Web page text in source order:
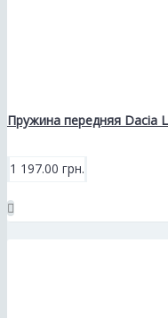
Пружина передняя Dacia
1 197.00 грн.